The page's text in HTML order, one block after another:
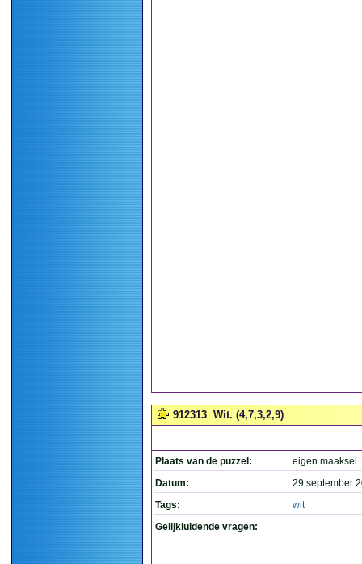
912313 Wit. (4,7,3,2,9)
Plaats van de puzzel:
eigen maaksel
Datum:
29 september
Tags:
wit
Gelijkluidende vragen: